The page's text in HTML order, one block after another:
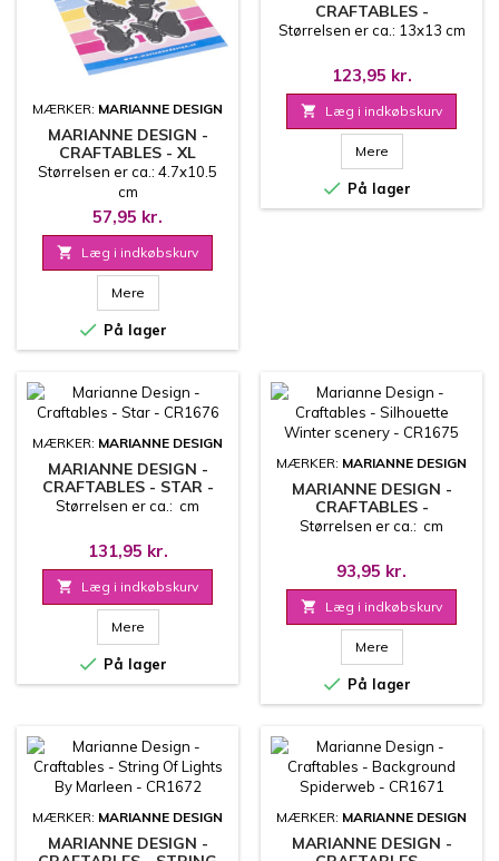
MÆRKER: MARIANNE DESIGN
MARIANNE DESIGN -
CRAFTABLES - XL
BUTTERFLIES - CR1678
Størrelsen er ca.: 4.7x10.5
cm
57,95 kr.
 Læg i indkøbskurv
Mere
 På lager
CRAFTABLES -
BACKGROUND ICE
Størrelsen er ca.: 13x13 cm
123,95 kr.
 Læg i indkøbskurv
Mere
 På lager
MÆRKER: MARIANNE DESIGN
MARIANNE DESIGN -
CRAFTABLES - STAR -
CR1676
Størrelsen er ca.: cm
131,95 kr.
 Læg i indkøbskurv
Mere
 På lager
MÆRKER: MARIANNE DESIGN
MARIANNE DESIGN -
CRAFTABLES -
SILHOUETTE WINTER
Størrelsen er ca.: cm
93,95 kr.
 Læg i indkøbskurv
Mere
 På lager
MÆRKER: MARIANNE DESIGN
MARIANNE DESIGN -
MÆRKER: MARIANNE DESIGN
MARIANNE DESIGN -